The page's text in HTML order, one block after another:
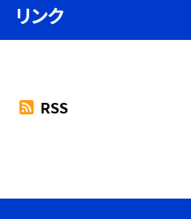
リンク
RSS